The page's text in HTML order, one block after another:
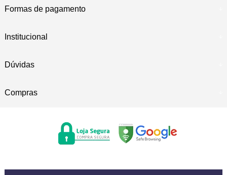
Formas de pagamento
Institucional
Dúvidas
Compras